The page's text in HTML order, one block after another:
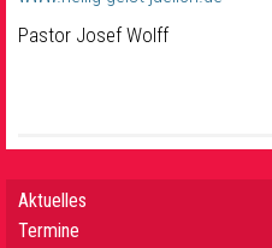
Pastor Josef Wolff
Aktuelles
Termine